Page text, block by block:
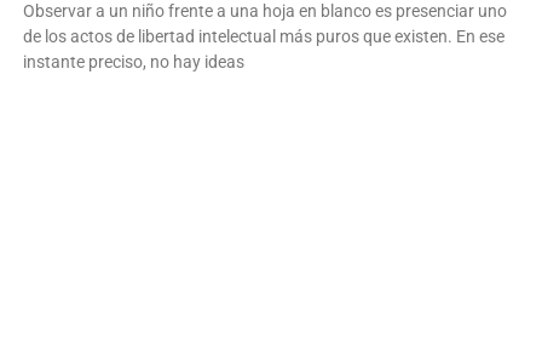
Observar a un niño frente a una hoja en blanco es presenciar uno
de los actos de libertad intelectual más puros que existen. En ese
instante preciso, no hay ideas